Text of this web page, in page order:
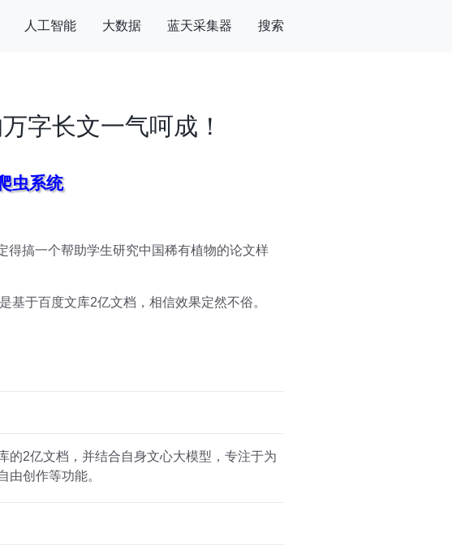
人工智能 大数据 蓝天采集器 搜索
字长文一气呵成！
虫系统
得搞一个帮助学生研究中国稀有植物的论文样
基于百度文库2亿文档，相信效果定然不俗。
的2亿文档，并结合自身文心大模型，专注于为
由创作等功能。